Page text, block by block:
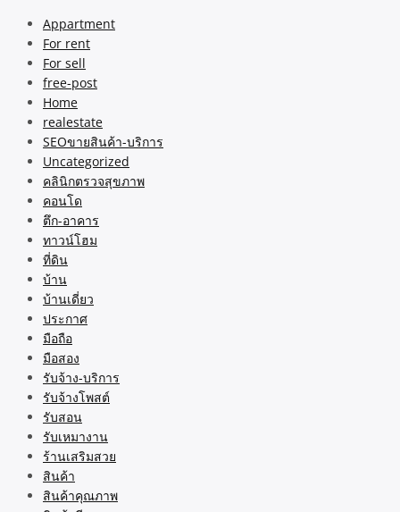
Appartment
For rent
For sell
free-post
Home
realestate
SEOขายสินค้า-บริการ
Uncategorized
คลินิกตรวจสุขภาพ
คอนโด
ตึก-อาคาร
ทาวน์โฮม
ที่ดิน
บ้าน
บ้านเดี่ยว
ประกาศ
มือถือ
มือสอง
รับจ้าง-บริการ
รับจ้างโพสต์
รับสอน
รับเหมางาน
ร้านเสริมสวย
สินค้า
สินค้าคุณภาพ